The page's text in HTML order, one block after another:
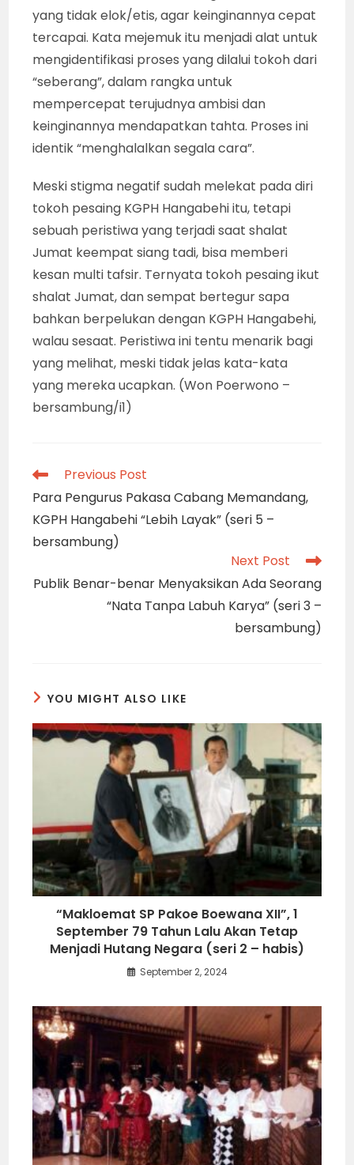
yang tidak elok/etis, agar keinginannya cepat
tercapai. Kata mejemuk itu menjadi alat untuk
mengidentifikasi proses yang dilalui tokoh dari
“seberang”, dalam rangka untuk
mempercepat terujudnya ambisi dan
keinginannya mendapatkan tahta. Proses ini
identik “menghalalkan segala cara”.
Meski stigma negatif sudah melekat pada diri
tokoh pesaing KGPH Hangabehi itu, tetapi
sebuah peristiwa yang terjadi saat shalat
Jumat keempat siang tadi, bisa memberi
kesan multi tafsir. Ternyata tokoh pesaing ikut
shalat Jumat, dan sempat bertegur sapa
bahkan berpelukan dengan KGPH Hangabehi,
walau sesaat. Peristiwa ini tentu menarik bagi
yang melihat, meski tidak jelas kata-kata
yang mereka ucapkan. (Won Poerwono –
bersambung/i1)
Read
articles
Previous Post
Para Pengurus Pakasa Cabang Memandang,
KGPH Hangabehi “Lebih Layak” (seri 5 –
bersambung)
Next Post
Publik Benar-benar Menyaksikan Ada Seorang
“Nata Tanpa Labuh Karya” (seri 3 –
bersambung)
YOU MIGHT ALSO LIKE
“Makloemat SP Pakoe Boewana XII”, 1
September 79 Tahun Lalu Akan Tetap
Menjadi Hutang Negara (seri 2 – habis)
September 2, 2024